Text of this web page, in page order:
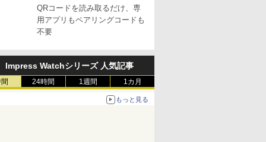
が公開
QRコードを読み取るだけ、専
用アプリもペアリングコードも
不要
Impress Watchシリーズ 人気記事
24時間 1週間 1カ月
もっと見る